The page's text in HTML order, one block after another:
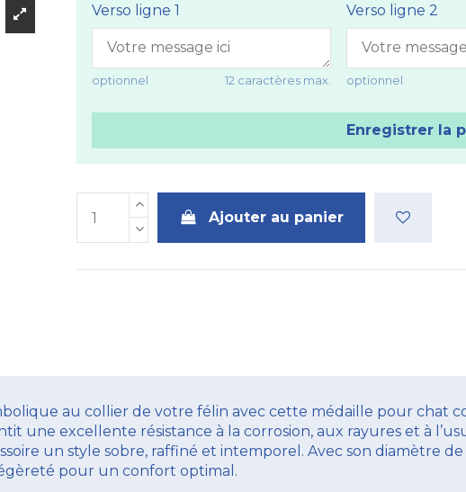
Verso ligne 1
optionnel 12 caractères max.
Verso ligne 2
optionnel
Enregistrer la
Ajouter au panier
au collier de votre félin avec cette médaille pour chat
une excellente résistance à la corrosion, aux rayures et à
un style sobre, raffiné et intemporel. Avec son diamètre
pour un confort optimal.